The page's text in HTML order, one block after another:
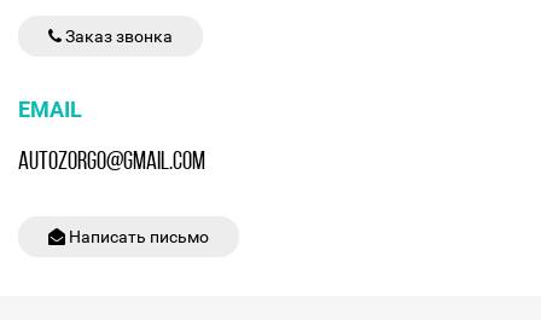
Заказ звонка
EMAIL
AUTOZORGO@GMAIL.COM
Написать письмо